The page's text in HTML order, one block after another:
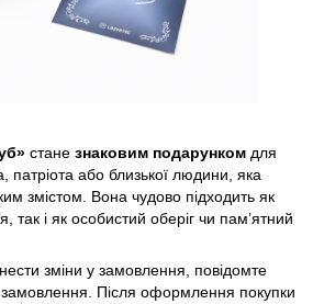
стане знаковим подарунком для
патріота або близької людини, яка
змістом. Вона чудово підходить як
так і як особистий оберіг чи пам’ятний
зміни у замовлення, повідомте
Після оформлення покупки